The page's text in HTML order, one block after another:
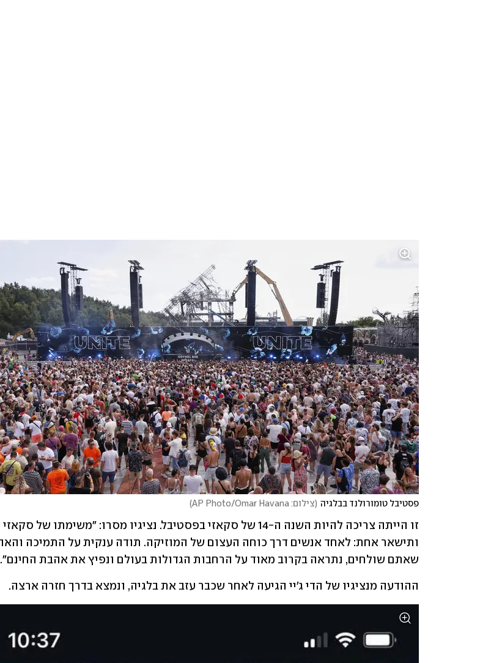
פסטיבל טומורולנד בבלגיה (צילום: AP Photo/Omar Havana )
שאתם שולחים, נתראה בקרוב מאוד על הרחבות הגדולות בעולם ונפיץ את אהבת החינם".
ההודעה מנציגיו של הדי ג'יי הגיעה לאחר שכבר עזב את בלגיה, ונמצא בדרך חזרה ארצה.